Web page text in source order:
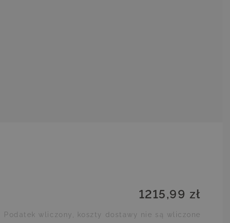
1215,99 zł
Podatek wliczony, koszty dostawy nie są wliczone